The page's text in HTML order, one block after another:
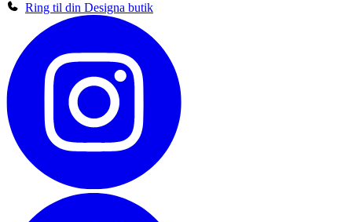
Ring til din Designa butik